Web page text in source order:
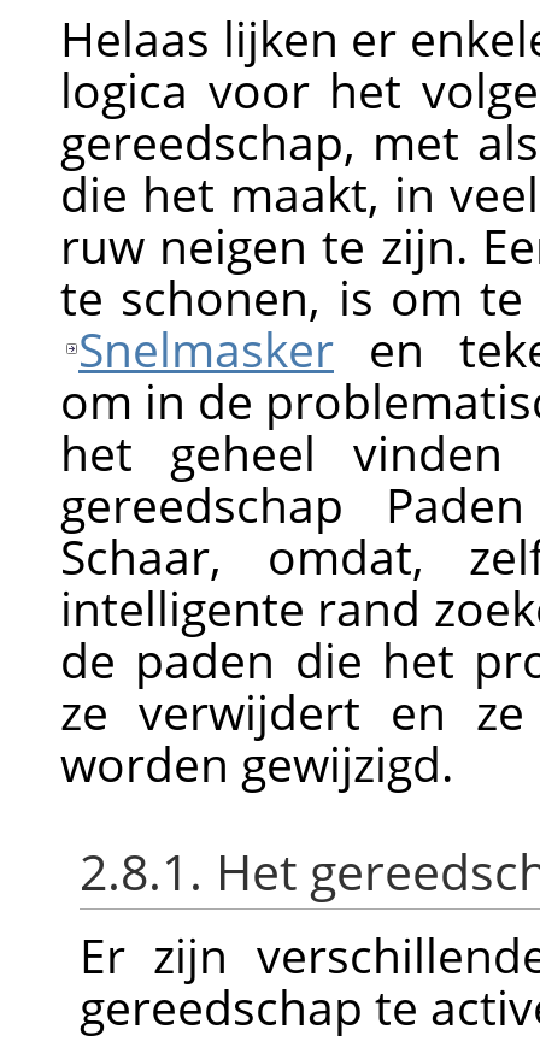
Helaas lijken er
logica voor het
gereedschap, met
die het maakt, in
ruw neigen te zijn.
te schonen, is om
Snelmasker en
om in de
het geheel
gereedschap
Schaar, omdat,
intelligente rand
de paden die het
ze verwijdert en
worden gewijzigd.
2.8.1. Het
Er zijn
gereedschap te